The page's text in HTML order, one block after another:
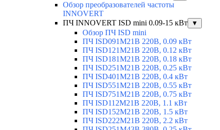
Обзор преобразователей частоты
INNOVERT
ПЧ INNOVERT ISD mini 0.09-15 кВт
▼
Обзор ПЧ ISD mini
ПЧ ISD091M21B 220В, 0.09 кВт
ПЧ ISD121M21B 220В, 0.12 кВт
ПЧ ISD181M21B 220В, 0.18 кВт
ПЧ ISD251M21B 220В, 0.25 кВт
ПЧ ISD401M21B 220В, 0.4 кВт
ПЧ ISD551M21B 220В, 0.55 кВт
ПЧ ISD751M21B 220В, 0.75 кВт
ПЧ ISD112M21B 220В, 1.1 кВт
ПЧ ISD152M21B 220В, 1.5 кВт
ПЧ ISD222M21B 220В, 2.2 кВт